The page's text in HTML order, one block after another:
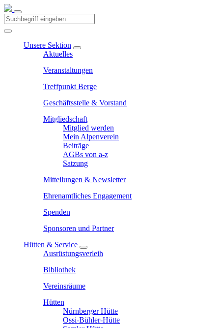
Unsere Sektion
Aktuelles
Veranstaltungen
Treffpunkt Berge
Geschäftsstelle & Vorstand
Mitgliedschaft
Mitglied werden
Mein Alpenverein
Beiträge
AGBs von a-z
Satzung
Mitteilungen & Newsletter
Ehrenamtliches Engagement
Spenden
Sponsoren und Partner
Hütten & Service
Ausrüstungsverleih
Bibliothek
Vereinsräume
Hütten
Nürnberger Hütte
Ossi-Bühler-Hütte